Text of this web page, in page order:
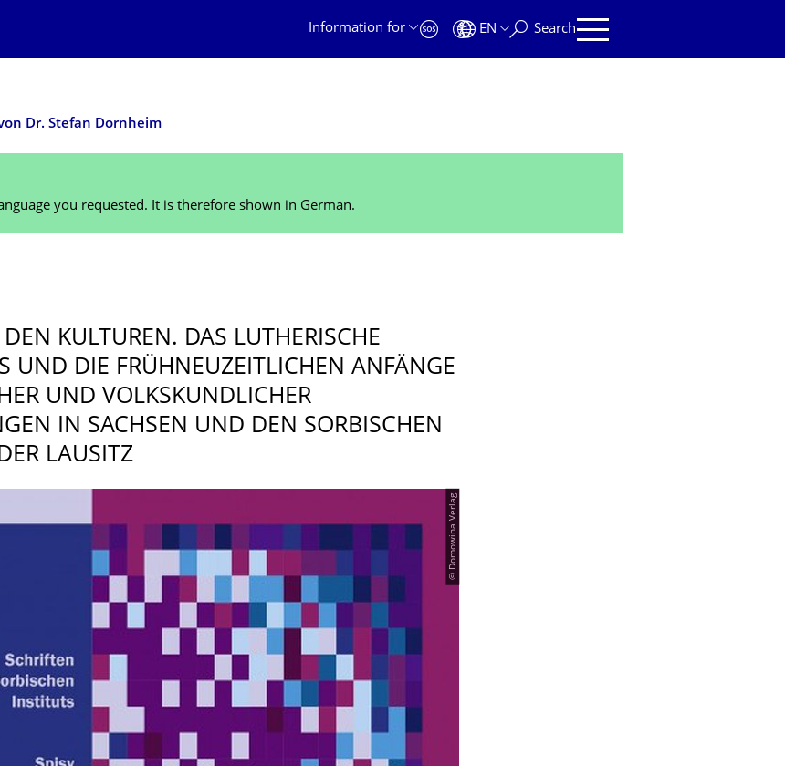
Information for
EN Search
Dr. Stefan Dornheim
you requested. It is therefore shown in German.
KULTUREN. DAS LUTHERISCHE
UND DIE FRÜHNEUZEIT­LICHEN ANFÄNGE
UND VOLKSKUNDLICHER
IN SACHSEN UND DEN SORBISCHEN
LAUSITZ
© Domowina Verlag